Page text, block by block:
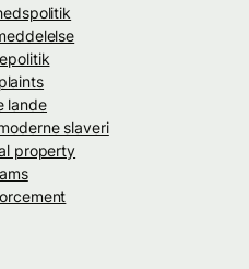
lande
slaveri
property